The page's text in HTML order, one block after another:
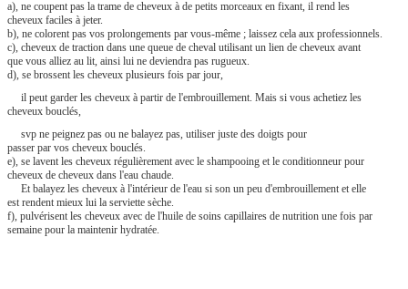
a), ne coupent pas la trame de cheveux à de petits morceaux en fixant, il rend les
cheveux faciles à jeter.
b), ne colorent pas vos prolongements par vous-même ; laissez cela aux professionnels.
c), cheveux de traction dans une queue de cheval utilisant un lien de cheveux avant
que vous alliez au lit, ainsi lui ne deviendra pas rugueux.
d), se brossent les cheveux plusieurs fois par jour,
il peut garder les cheveux à partir de l'embrouillement. Mais si vous achetiez les
cheveux bouclés,
svp ne peignez pas ou ne balayez pas, utiliser juste des doigts pour
passer par vos cheveux bouclés.
e), se lavent les cheveux régulièrement avec le shampooing et le conditionneur pour
cheveux de cheveux dans l'eau chaude.
Et balayez les cheveux à l'intérieur de l'eau si son un peu d'embrouillement et elle
est rendent mieux lui la serviette sèche.
f), pulvérisent les cheveux avec de l'huile de soins capillaires de nutrition une fois par
semaine pour la maintenir hydratée.